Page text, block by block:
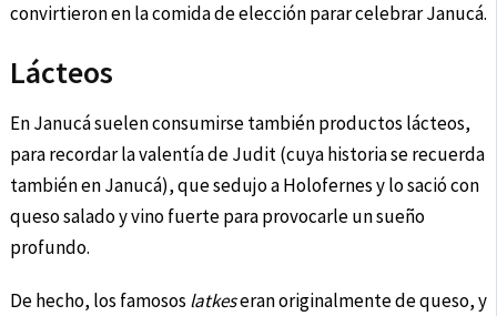
convirtieron en la comida de elección parar celebrar Janucá.
Lácteos
En Janucá suelen consumirse también productos lácteos,
para recordar la valentía de Judit (cuya historia se recuerda
también en Janucá), que sedujo a Holofernes y lo sació con
queso salado y vino fuerte para provocarle un sueño
profundo.
De hecho, los famosos latkeseran originalmente de queso, y